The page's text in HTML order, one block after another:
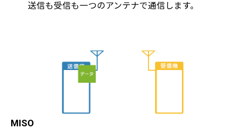
送信も受信も一つのアンテナで通信します。
MISO